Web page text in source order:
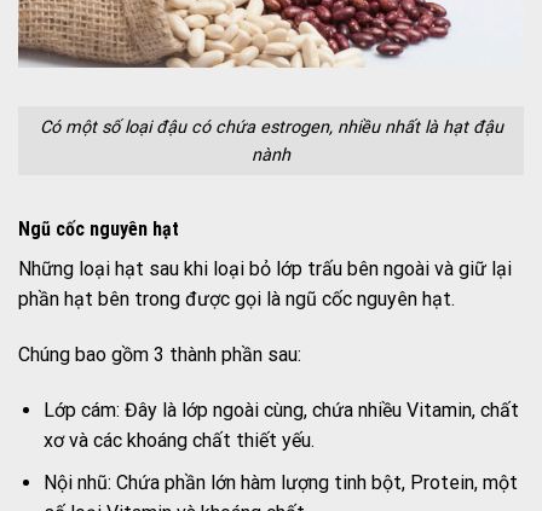
Có một số loại đậu có chứa estrogen, nhiều nhất là hạt đậu
nành
Ngũ cốc nguyên hạt
Những loại hạt sau khi loại bỏ lớp trấu bên ngoài và giữ lại
phần hạt bên trong được gọi là ngũ cốc nguyên hạt.
Chúng bao gồm 3 thành phần sau:
Lớp cám: Đây là lớp ngoài cùng, chứa nhiều Vitamin, chất
xơ và các khoáng chất thiết yếu.
Nội nhũ: Chứa phần lớn hàm lượng tinh bột, Protein, một